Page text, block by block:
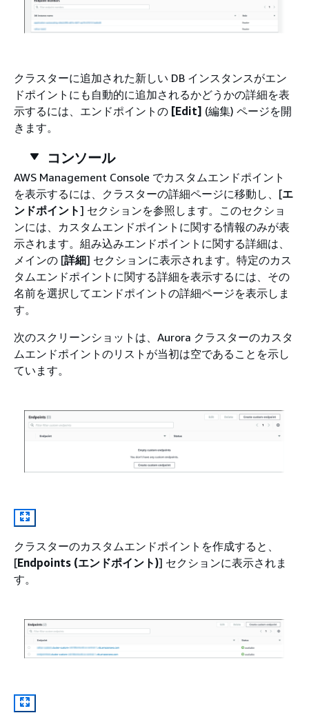
クラスターに追加された新しい DB インスタンスがエン
ドポイントにも自動的に追加されるかどうかの詳細を表
示するには、エンドポイントの [Edit] (編集) ページを開
きます。
コンソール
AWS Management Console でカスタムエンドポイント
を表示するには、クラスターの詳細ページに移動し、[エ
ンドポイント] セクションを参照します。このセクショ
ンには、カスタムエンドポイントに関する情報のみが表
示されます。組み込みエンドポイントに関する詳細は、
メインの [詳細] セクションに表示されます。特定のカス
タムエンドポイントに関する詳細を表示するには、その
名前を選択してエンドポイントの詳細ページを表示しま
す。
次のスクリーンショットは、Aurora クラスターのカスタ
ムエンドポイントのリストが当初は空であることを示し
ています。
クラスターのカスタムエンドポイントを作成すると、
[Endpoints (エンドポイント)] セクションに表示されま
す。